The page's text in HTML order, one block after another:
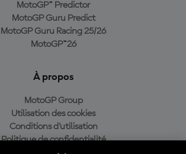
MotoGP™ Predictor
MotoGP Guru Predict
MotoGP Guru Racing 25/26
MotoGP™26
À propos
MotoGP Group
Utilisation des cookies
Conditions d'utilisation
Politique de confidentialité